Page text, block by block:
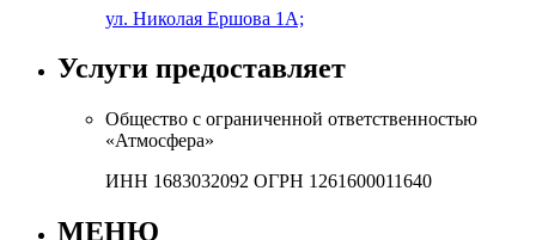
ул. Николая Ершова 1А;
Услуги предоставляет
Общество с ограниченной ответственностью
«Атмосфера»
ИНН 1683032092 ОГРН 1261600011640
МЕНЮ